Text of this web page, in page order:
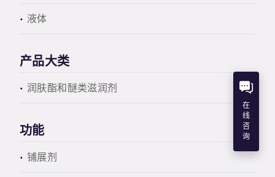
液体
产品大类
润肤酯和醚类滋润剂
功能
铺展剂
在
线
咨
询